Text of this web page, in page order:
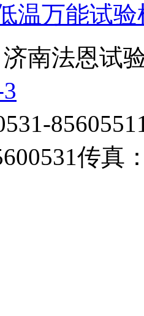
温万能试验
南法恩试
传真